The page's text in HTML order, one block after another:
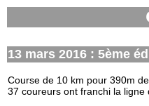
13 mars 2016 : 5ème
Course de 10 km pour 390m
37 coureurs ont franchi la ligne